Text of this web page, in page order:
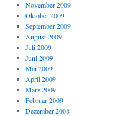
November 2009
Oktober 2009
September 2009
August 2009
Juli 2009
Juni 2009
Mai 2009
April 2009
März 2009
Februar 2009
Dezember 2008